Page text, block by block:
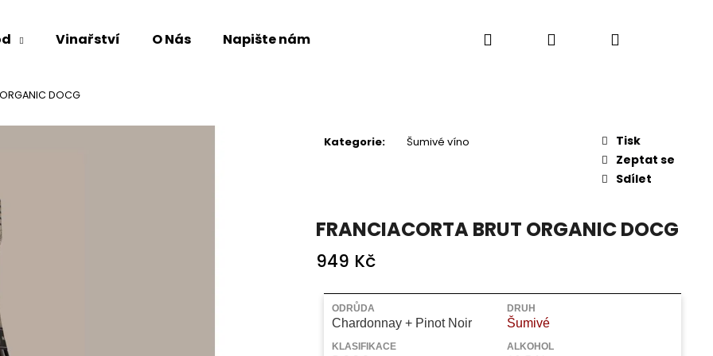
Vinařství O Nás Napište nám Hledat PřihlášeníNákupní
DOCG
FRANCIACORTA BRUT ORGANIC DOCG
949 Kč
Měrná
cena:
ODRŮDA
Chardonnay + Pinot Noir
DRUH
Šumivé
KLASIFIKACE ALKOHOL
Kategorie: Šumivé víno
Tisk
Zeptat se
Sdílet
Co potřebujete najít?